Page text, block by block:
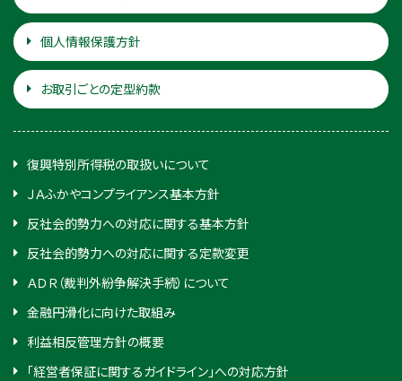
個人情報保護方針
お取引ごとの定型約款
復興特別所得税の取扱いについて
ＪＡふかやコンプライアンス基本方針
反社会的勢力への対応に関する基本方針
反社会的勢力への対応に関する定款変更
ＡＤＲ（裁判外紛争解決手続）について
金融円滑化に向けた取組み
利益相反管理方針の概要
「経営者保証に関するガイドライン」への対応方針